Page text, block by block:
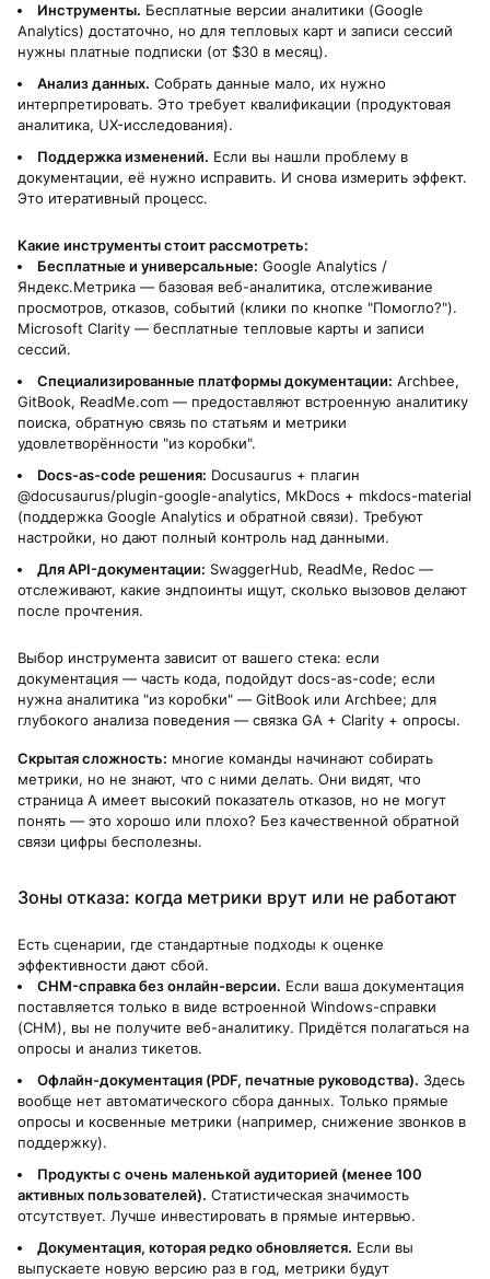
Инструменты. Бесплатные версии аналитики (Google
Analytics) достаточно, но для тепловых карт и записи сессий
нужны платные подписки (от $30 в месяц).
Анализ данных. Собрать данные мало, их нужно
интерпретировать. Это требует квалификации (продуктовая
аналитика, UX-исследования).
Поддержка изменений. Если вы нашли проблему в
документации, её нужно исправить. И снова измерить эффект.
Это итеративный процесс.
Какие инструменты стоит рассмотреть:
Бесплатные и универсальные: Google Analytics /
Яндекс.Метрика — базовая веб-аналитика, отслеживание
просмотров, отказов, событий (клики по кнопке "Помогло?").
Microsoft Clarity — бесплатные тепловые карты и записи
сессий.
Специализированные платформы документации: Archbee,
GitBook, ReadMe.com — предоставляют встроенную аналитику
поиска, обратную связь по статьям и метрики
удовлетворённости "из коробки".
Docs-as-code решения: Docusaurus + плагин
@docusaurus/plugin-google-analytics, MkDocs + mkdocs-material
(поддержка Google Analytics и обратной связи). Требуют
настройки, но дают полный контроль над данными.
Для API-документации: SwaggerHub, ReadMe, Redoc —
отслеживают, какие эндпоинты ищут, сколько вызовов делают
после прочтения.
Выбор инструмента зависит от вашего стека: если
документация — часть кода, подойдут docs-as-code; если
нужна аналитика "из коробки" — GitBook или Archbee; для
глубокого анализа поведения — связка GA + Clarity + опросы.
Скрытая сложность: многие команды начинают собирать
метрики, но не знают, что с ними делать. Они видят, что
страница A имеет высокий показатель отказов, но не могут
понять — это хорошо или плохо? Без качественной обратной
связи цифры бесполезны.
Зоны отказа: когда метрики врут или не работают
Есть сценарии, где стандартные подходы к оценке
эффективности дают сбой.
CHM-справка без онлайн-версии. Если ваша документация
поставляется только в виде встроенной Windows-справки
(CHM), вы не получите веб-аналитику. Придётся полагаться на
опросы и анализ тикетов.
Офлайн-документация (PDF, печатные руководства). Здесь
вообще нет автоматического сбора данных. Только прямые
опросы и косвенные метрики (например, снижение звонков в
поддержку).
Продукты с очень маленькой аудиторией (менее 100
активных пользователей). Статистическая значимость
отсутствует. Лучше инвестировать в прямые интервью.
Документация, которая редко обновляется. Если вы
выпускаете новую версию раз в год, метрики будут